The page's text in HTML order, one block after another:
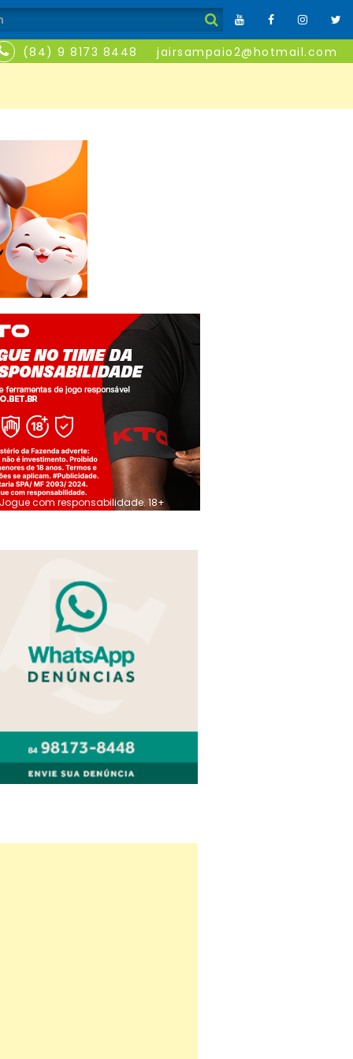
(84) 9 8173 8448 jairsampaio2@hotmail.com
Jogue com responsabilidade. 18+